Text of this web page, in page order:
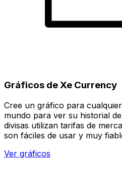
Gráficos de Xe Currency
Cree un gráfico para
mundo para ver su historial
divisas utilizan tarifas de
son fáciles de usar y muy
Ver gráficos